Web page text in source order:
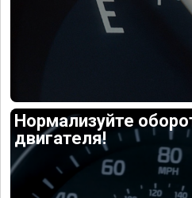
Нормализуйте
двигателя!